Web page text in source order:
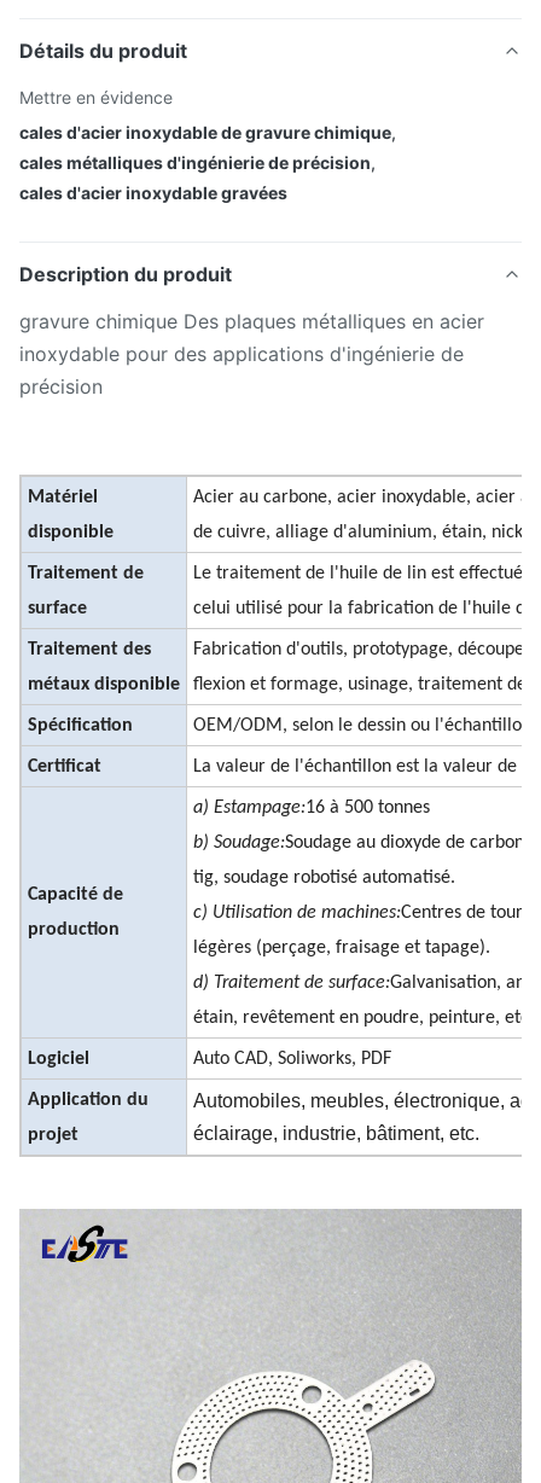
Détails du produit
Mettre en évidence
cales d'acier inoxydable de gravure chimique,
cales métalliques d'ingénierie de précision,
cales d'acier inoxydable gravées
Description du produit
gravure chimique Des plaques métalliques en acier
inoxydable pour des applications d'ingénierie de
précision
Matériel
disponible
Acier au carbone, acier inoxydable, acier à
de cuivre, alliage d'aluminium, étain,
Traitement de
surface
Le traitement de l'huile de lin est effectué
celui utilisé pour la fabrication de l'huile de
Traitement des
métaux disponible
Fabrication d'outils, prototypage, découpe,
flexion et formage, usinage, traitement de
Spécification OEM/ODM, selon le dessin ou l'échantillon
Certificat La valeur de l'échantillon est la valeur de
Capacité de
production
a) Estampage:16 à 500 tonnes
b) Soudage:Soudage au dioxyde de
tig, soudage robotisé automatisé.
c) Utilisation de machines:Centres de tour
légères (perçage, fraisage et tapage).
d) Traitement de surface:Galvanisation,
étain, revêtement en poudre, peinture, etc.
Logiciel Auto CAD, Soliworks, PDF
Application du
projet
Automobiles, meubles, électronique,
éclairage, industrie, bâtiment, etc.